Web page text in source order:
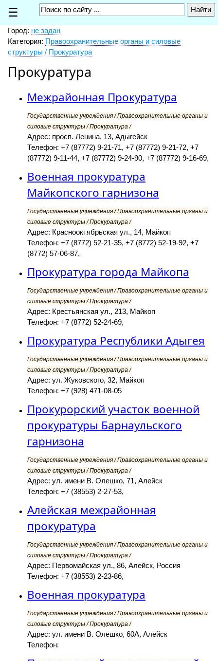
☰
Город: не задан
Категория: Правоохранительные органы и силовые
структуры / Прокуратура
Прокуратура
Межрайонная Прокуратура
Государственные учреждения / Правоохранительные органы и
силовые структуры / Прокуратура /
Адрес: просп. Ленина, 13, Адыгейск
Телефон: +7 (87772) 9-21-71, +7 (87772) 9-21-72, +7
(87772) 9-11-44, +7 (87772) 9-24-90, +7 (87772) 9-16-69,
Военная прокуратура
Майкопского гарнизона
Государственные учреждения / Правоохранительные органы и
силовые структуры / Прокуратура /
Адрес: Краснооктябрьская ул., 14, Майкоп
Телефон: +7 (8772) 52-21-35, +7 (8772) 52-19-92, +7
(8772) 57-06-87,
Прокуратура города Майкопа
Государственные учреждения / Правоохранительные органы и
силовые структуры / Прокуратура /
Адрес: Крестьянская ул., 213, Майкоп
Телефон: +7 (8772) 52-24-69,
Прокуратура Республики Адыгея
Государственные учреждения / Правоохранительные органы и
силовые структуры / Прокуратура /
Адрес: ул. Жуковского, 32, Майкоп
Телефон: +7 (928) 471-08-05
Прокурорский участок военной
прокуратуры Барнаульского
гарнизона
Государственные учреждения / Правоохранительные органы и
силовые структуры / Прокуратура /
Адрес: ул. имени В. Олешко, 71, Алейск
Телефон: +7 (38553) 2-27-53,
Алейская межрайонная
прокуратура
Государственные учреждения / Правоохранительные органы и
силовые структуры / Прокуратура /
Адрес: Первомайская ул., 86, Алейск, Россия
Телефон: +7 (38553) 2-23-86,
Военная прокуратура
Государственные учреждения / Правоохранительные органы и
силовые структуры / Прокуратура /
Адрес: ул. имени В. Олешко, 60А, Алейск
Телефон: